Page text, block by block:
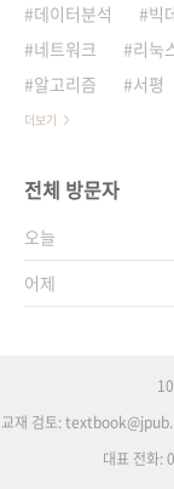
데이터분석
빅
네트워크
리눅
알고리즘
서평
더보기
전체 방문자
오늘
어제
교재 검토:
대표 전화: